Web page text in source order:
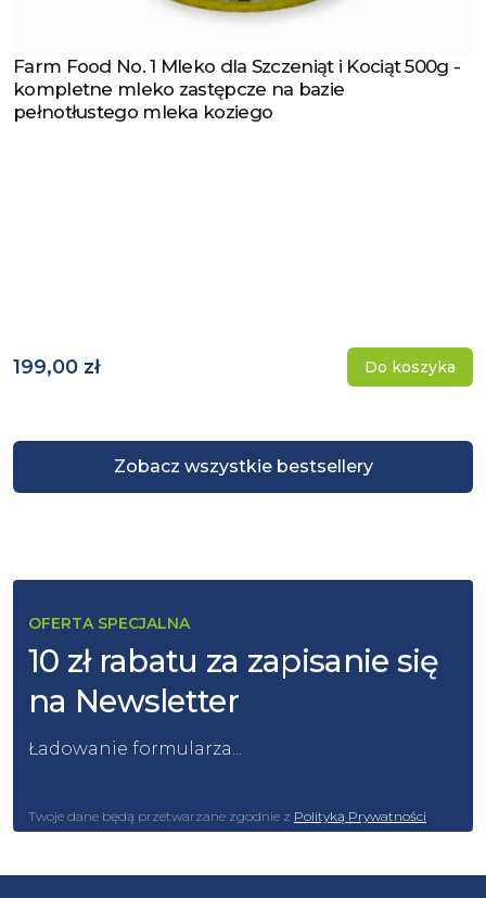
Zobacz wszystkie bestsellery
Zobacz produkt
Farm Food No. 1 Mleko dla Szczeniąt i Kociąt 500g -
kompletne mleko zastępcze na bazie
pełnotłustego mleka koziego
199,00 zł Do koszyka
OFERTA SPECJALNA
10 zł rabatu za zapisanie się
na Newsletter
Ładowanie formularza...
Twoje dane będą przetwarzane zgodnie z Polityką Prywatności